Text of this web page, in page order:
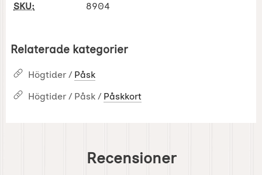
SKU: 8904
Relaterade kategorier
Högtider / Påsk
Högtider / Påsk / Påskkort
Recensioner